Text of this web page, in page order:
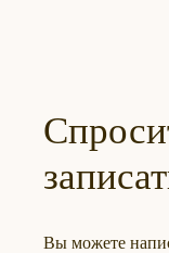
Вы можете